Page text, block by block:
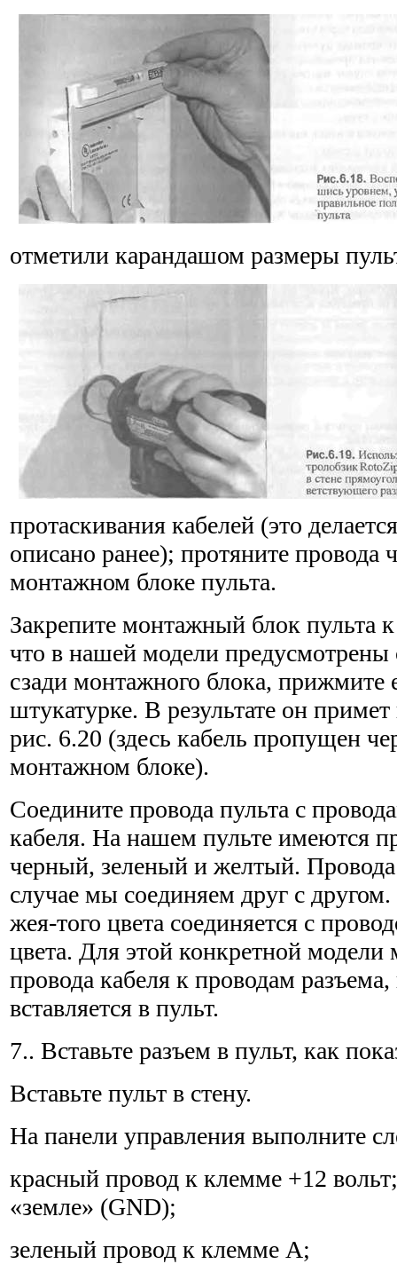
отметили карандашом размеры
протаскивания кабелей (это
описано ранее); протяните провода
монтажном блоке пульта.
Закрепите монтажный блок пульта
что в нашей модели
сзади монтажного блока, прижмите
штукатурке. В результате он
рис. 6.20 (здесь кабель пропущен
монтажном блоке).
Соедините провода пульта с
кабеля. На нашем пульте имеются
черный, зеленый и желтый. Провода
случае мы соединяем друг с
жея-того цвета соединяется с
цвета. Для этой конкретной
провода кабеля к проводам
вставляется в пульт.
7.. Вставьте разъем в пульт, как
Вставьте пульт в стену.
На панели управления выполните
красный провод к клемме +12
«земле» (GND);
зеленый провод к клемме А;